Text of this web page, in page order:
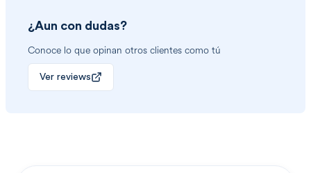
¿Aun con dudas?
Conoce lo que opinan otros clientes como tú
Ver reviews